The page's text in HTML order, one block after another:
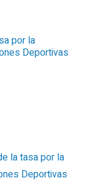
por la
Deportivas
la tasa por la
Deportivas